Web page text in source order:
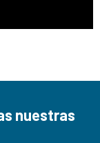
nuestras